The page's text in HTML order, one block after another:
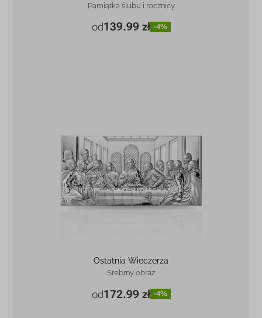
Pamiątka ślubu i rocznicy
od139.99 zł -4%
Ostatnia Wieczerza
Srebrny obraz
od172.99 zł -4%